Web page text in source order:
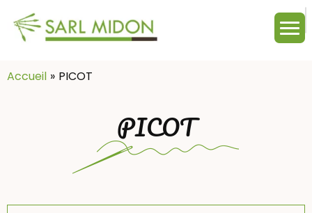
Accueil
PICOT
PICOT